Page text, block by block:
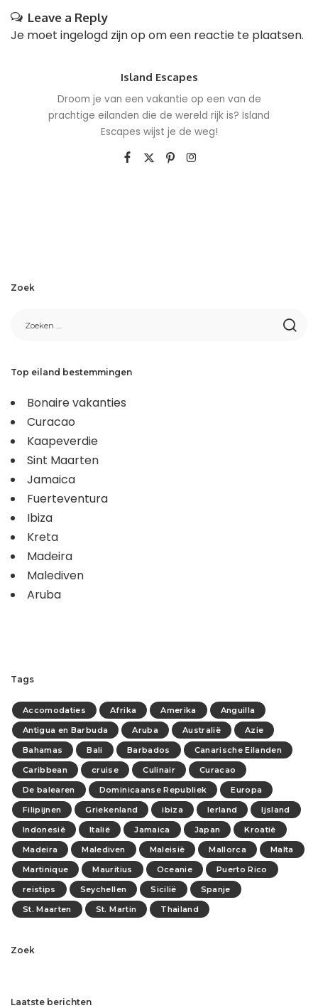
Leave a Reply
Je moet ingelogd zijn op om een reactie te plaatsen.
Island Escapes
Droom je van een vakantie op een van de
prachtige eilanden die de wereld rijk is? Island
Escapes wijst je de weg!
Zoek
Top eiland bestemmingen
Bonaire vakanties
Curacao
Kaapeverdie
Sint Maarten
Jamaica
Fuerteventura
Ibiza
Kreta
Madeira
Malediven
Aruba
Tags
Accomodaties Afrika Amerika
Anguilla
Antigua en Barbuda
Aruba Australië
Azie
Bahamas
Bali Barbados
Canarische Eilanden
Caribbean
cruise Culinair
Curacao
De balearen
Dominicaanse Republiek
Europa
Filipijnen
Griekenland ibiza Ierland
Ijsland
Indonesië
Italië Jamaica Japan
Kroatië
Madeira
Malediven Maleisië Mallorca
Malta
Martinique
Mauritius Oceanie
Puerto Rico
reistips
Seychellen Sicilië
Spanje
St. Maarten
St. Martin Thailand
Zoek
Laatste berichten